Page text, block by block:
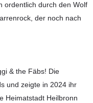
ordentlich durch den Wolf
der noch nach
& the Fäbs! Die
und zeigte in 2024 ihr
Heimatstadt Heilbronn